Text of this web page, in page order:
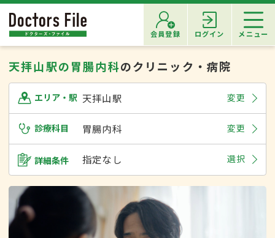
会員登録 ログイン メニュー
天拝山駅の胃腸内科のクリニック・病院
エリア・駅 天拝山駅 変更
診療科目 胃腸内科 変更
詳細条件 指定なし 選択